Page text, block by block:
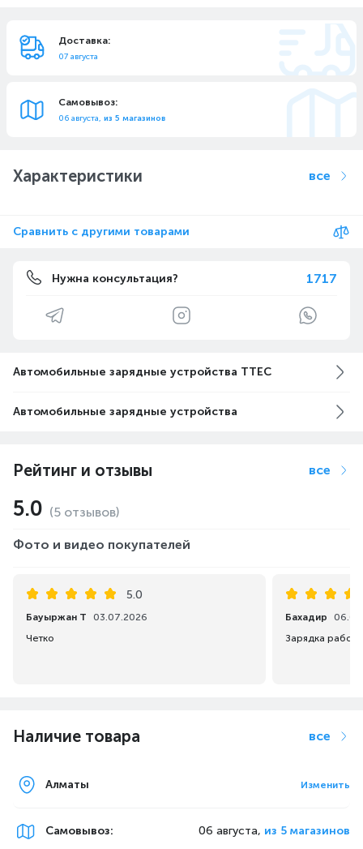
Доставка:
07 августа
Самовывоз:
06 августа, из 5 магазинов
Характеристики все
Сравнить с другими товарами
Нужна консультация? 1717
Автомобильные зарядные устройства TTEC
Автомобильные зарядные устройства
Рейтинг и отзывы все
5.0 (5 отзывов)
Фото и видео покупателей
5.0
Бауыржан Т
03.07.2026
Четко
Бахадир
Зарядка
Наличие товара все
Алматы Изменить
Самовывоз: 06 августа, из 5 магазинов